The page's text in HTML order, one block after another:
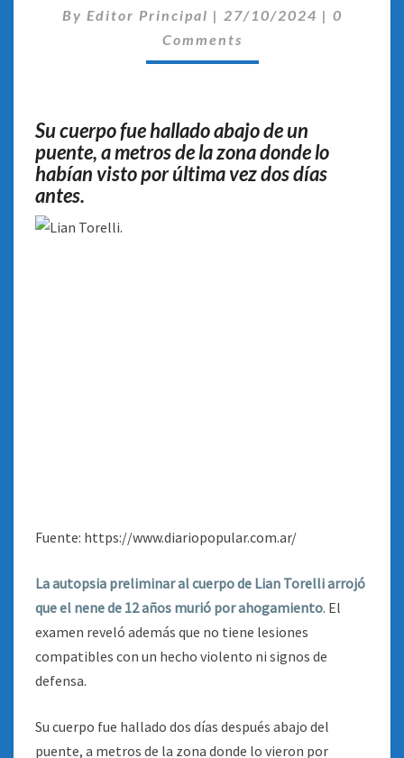
CONOCER
CÓMO
SALTO
By Editor Principal | 27/10/2024 | 0
Comments
Su cuerpo fue hallado abajo de un
puente, a metros de la zona donde lo
habían visto por última vez dos días
antes.
Fuente: https://www.diariopopular.com.ar/
La autopsia preliminar al cuerpo de Lian Torelli arrojó
que el nene de 12 años murió por ahogamiento. El
examen reveló además que no tiene lesiones
compatibles con un hecho violento ni signos de
defensa.
Su cuerpo fue hallado dos días después abajo del
puente, a metros de la zona donde lo vieron por